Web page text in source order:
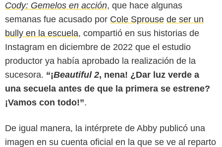
Cody: Gemelos en acción, que hace algunas
semanas fue acusado por Cole Sprouse de ser un
bully en la escuela, compartió en sus historias de
Instagram en diciembre de 2022 que el estudio
productor ya había aprobado la realización de la
sucesora. “¡Beautiful 2, nena! ¿Dar luz verde a
una secuela antes de que la primera se estrene?
¡Vamos con todo!”.
De igual manera, la intérprete de Abby publicó una
imagen en su cuenta oficial en la que se ve al reparto